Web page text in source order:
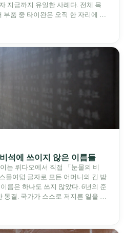
지금까지 유일한 사례다. 전체 목
부품 중 타이완은 오직 한 자리에 불
속 상원의원 4명이 《타이완을 위
무 느려 미국 스스로가 입법을 통해
이완에서 46년간 원격 조종 장난감
하이오주에 두 번째 공장을 건설할
석에 쓰이지 않은 이름들
는 뤼다오에서 직접 「눈물의 비
물여덟 글자로 모든 어머니의 긴 밤
름은 하나도 쓰지 않았다. 6년의 준
동결. 국가가 스스로 저지른 일을 기
계엄 해제 39년 동안 사법 재판을